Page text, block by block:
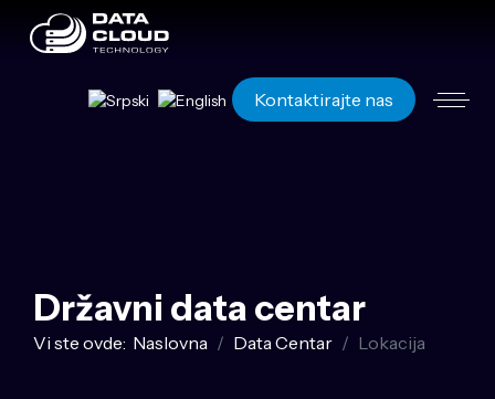
Izaberite vaš jezik Kontaktirajte nas
Državni data centar
Vi ste ovde: Naslovna Data Centar Lokacija